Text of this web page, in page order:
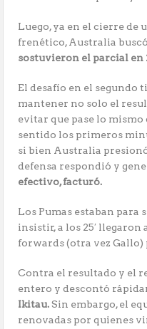
Luego, ya en el cierre
frenético, Australia
sostuvieron el parcial en
El desafío en el segundo
mantener no solo el
evitar que pase lo
sentido los primeros
si bien Australia
defensa respondió y
efectivo, facturó.
Los Pumas estaban
insistir, a los 25′
forwards (otra vez
Contra el resultado y el
entero y descontó
Ikitau.Sin embargo, el
renovadas por quienes